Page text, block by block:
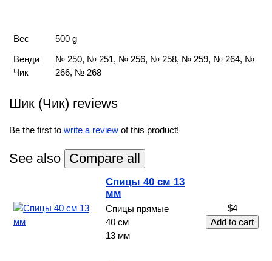
Вес
500 g
Венди
Чик
№ 250, № 251, № 256, № 258, № 259, № 264, №
266, № 268
Шик (Чик) reviews
Be the first to write a review of this product!
See also
Спицы 40 см 13
мм
Спицы прямые
40 см
13 мм
$4